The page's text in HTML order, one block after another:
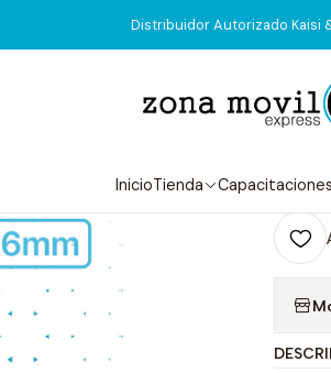
InicioTienda Capacitaciones
Distribuidor Autorizado Kaisi
Consumibles Hilo
|